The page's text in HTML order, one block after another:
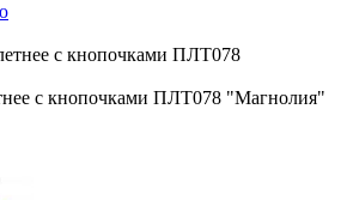
с кнопочками ПЛТ078 "Магнолия"